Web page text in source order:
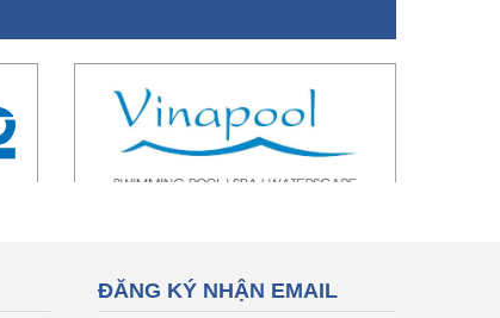
ĐĂNG KÝ NHẬN EMAIL